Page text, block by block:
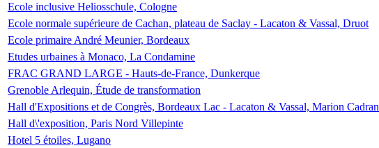
Ecole inclusive Heliosschule, Cologne
Ecole normale supérieure de Cachan, plateau de Saclay - Lacaton & Vassal, Druot
Ecole primaire André Meunier, Bordeaux
Etudes urbaines à Monaco, La Condamine
FRAC GRAND LARGE - Hauts-de-France, Dunkerque
Grenoble Arlequin, Étude de transformation
Hall d'Expositions et de Congrès, Bordeaux Lac - Lacaton & Vassal, Marion Cadran
Hall d\'exposition, Paris Nord Villepinte
Hotel 5 étoiles, Lugano